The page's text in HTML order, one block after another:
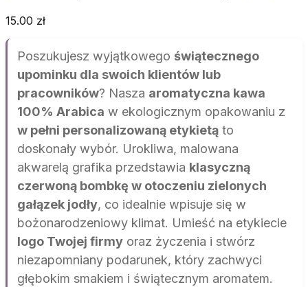
15.00 zł
Poszukujesz wyjątkowego świątecznego
upominku dla swoich klientów lub
pracowników? Nasza aromatyczna kawa
100% Arabica w ekologicznym opakowaniu z
w pełni personalizowaną etykietą to
doskonały wybór. Urokliwa, malowana
akwarelą grafika przedstawia klasyczną
czerwoną bombkę w otoczeniu zielonych
gałązek jodły, co idealnie wpisuje się w
bożonarodzeniowy klimat. Umieść na etykiecie
logo Twojej firmy oraz życzenia i stwórz
niezapomniany podarunek, który zachwyci
głębokim smakiem i świątecznym aromatem.